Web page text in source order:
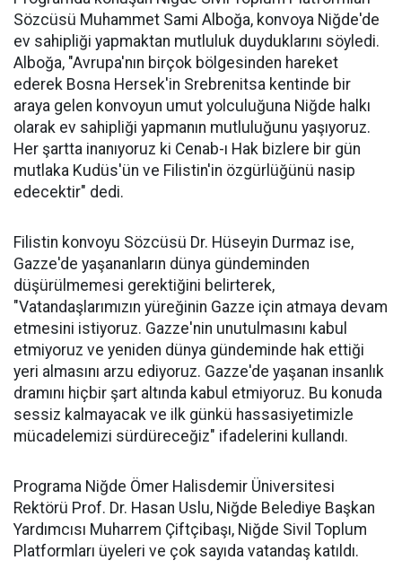
Sözcüsü Muhammet Sami Alboğa, konvoya Niğde'de
ev sahipliği yapmaktan mutluluk duyduklarını söyledi.
Alboğa, "Avrupa'nın birçok bölgesinden hareket
ederek Bosna Hersek'in Srebrenitsa kentinde bir
araya gelen konvoyun umut yolculuğuna Niğde halkı
olarak ev sahipliği yapmanın mutluluğunu yaşıyoruz.
Her şartta inanıyoruz ki Cenab-ı Hak bizlere bir gün
mutlaka Kudüs'ün ve Filistin'in özgürlüğünü nasip
edecektir" dedi.
Filistin konvoyu Sözcüsü Dr. Hüseyin Durmaz ise,
Gazze'de yaşananların dünya gündeminden
düşürülmemesi gerektiğini belirterek,
"Vatandaşlarımızın yüreğinin Gazze için atmaya devam
etmesini istiyoruz. Gazze'nin unutulmasını kabul
etmiyoruz ve yeniden dünya gündeminde hak ettiği
yeri almasını arzu ediyoruz. Gazze'de yaşanan insanlık
dramını hiçbir şart altında kabul etmiyoruz. Bu konuda
sessiz kalmayacak ve ilk günkü hassasiyetimizle
mücadelemizi sürdüreceğiz" ifadelerini kullandı.
Programa Niğde Ömer Halisdemir Üniversitesi
Rektörü Prof. Dr. Hasan Uslu, Niğde Belediye Başkan
Yardımcısı Muharrem Çiftçibaşı, Niğde Sivil Toplum
Platformları üyeleri ve çok sayıda vatandaş katıldı.